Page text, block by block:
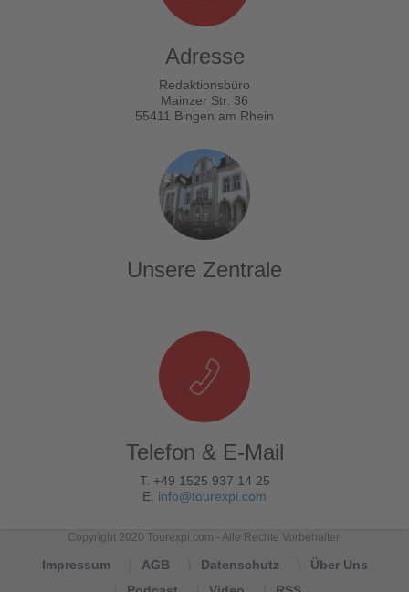
Adresse
Redaktionsbüro
Mainzer Str. 36
55411 Bingen am Rhein
Unsere Zentrale
Telefon & E-Mail
T. +49 1525 937 14 25
E. info@tourexpi.com
Copyright 2020 Tourexpi.com - Alle Rechte Vorbehalten
Impressum AGB Datenschutz
Über Uns